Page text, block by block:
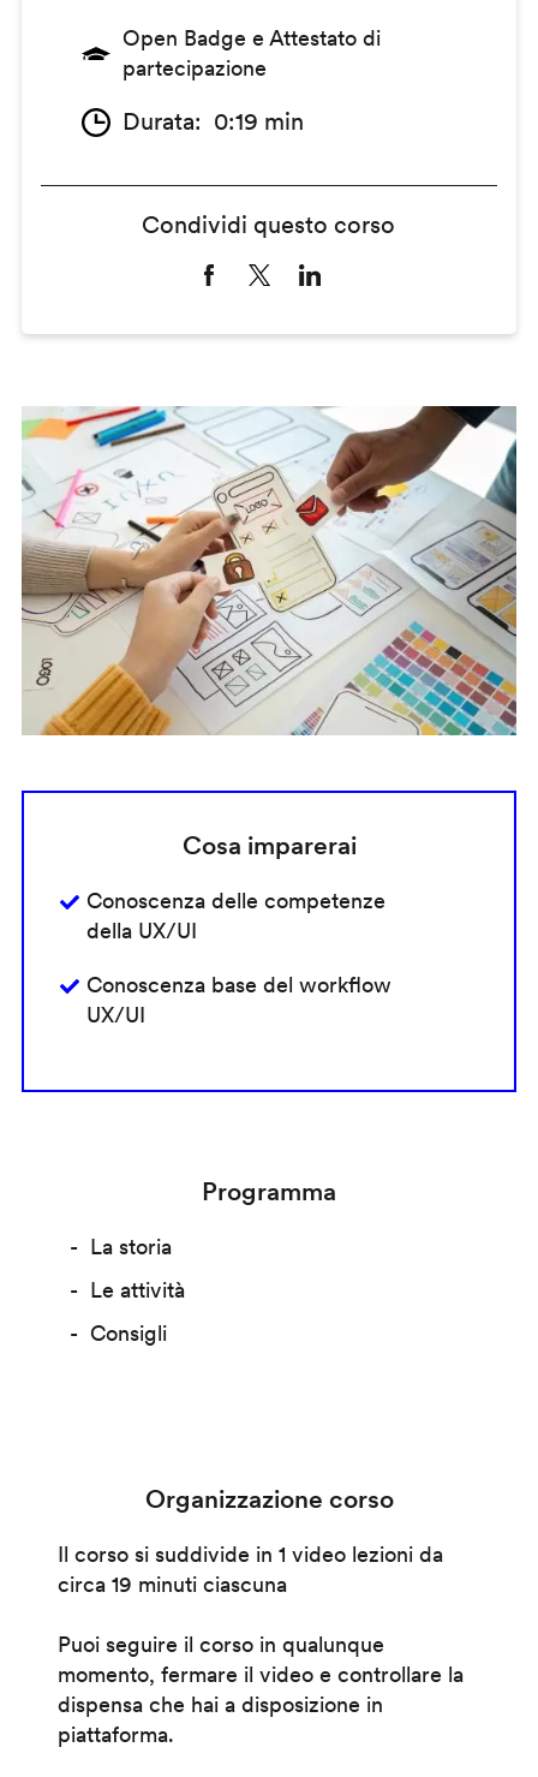
Open Badge e Attestato di
partecipazione
Durata 0:19 min
Condividi questo corso
Cosa imparerai
Conoscenza delle competenze
della UX/UI
Conoscenza base del workflow
UX/UI
Programma
La storia
Le attività
Consigli
Organizzazione corso
Il corso si suddivide in 1 video lezioni da
circa 19 minuti ciascuna
Puoi seguire il corso in qualunque
momento, fermare il video e controllare la
dispensa che hai a disposizione in
piattaforma.